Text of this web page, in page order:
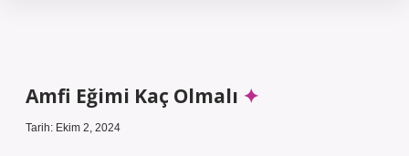
Amfi Eğimi Kaç Olmalı
Tarih: Ekim 2, 2024